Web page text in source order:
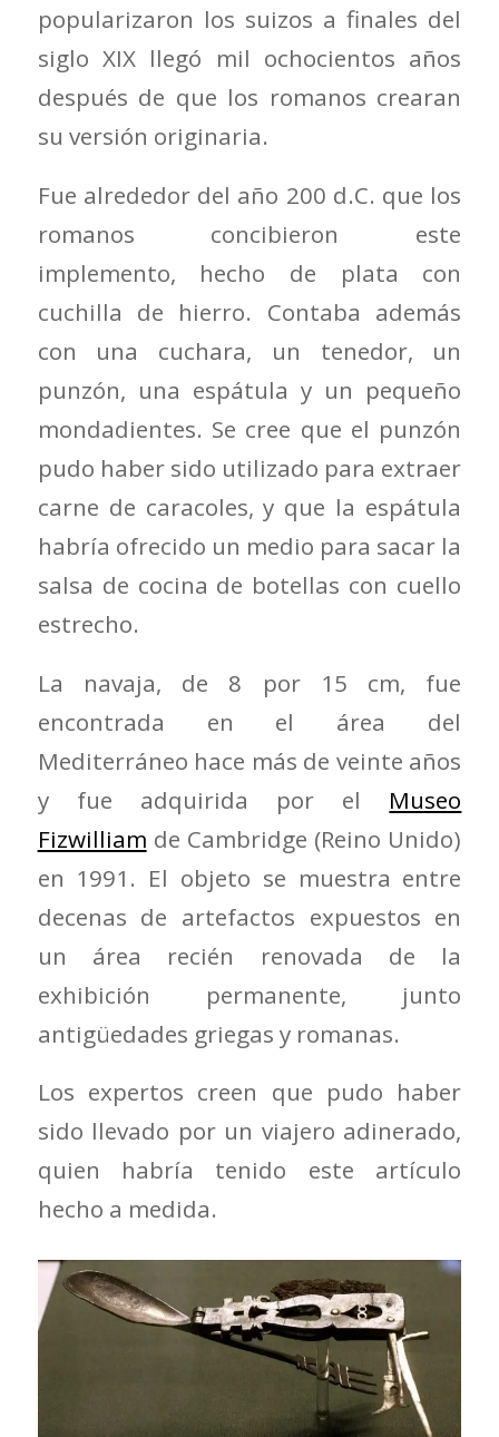
popularizaron los suizos a finales del
siglo XIX llegó mil ochocientos años
después de que los romanos crearan
su versión originaria.
Fue alrededor del año 200 d.C. que los
romanos concibieron este
implemento, hecho de plata con
cuchilla de hierro. Contaba además
con una cuchara, un tenedor, un
punzón, una espátula y un pequeño
mondadientes. Se cree que el punzón
pudo haber sido utilizado para extraer
carne de caracoles, y que la espátula
habría ofrecido un medio para sacar la
salsa de cocina de botellas con cuello
estrecho.
La navaja, de 8 por 15 cm, fue
encontrada en el área del
Mediterráneo hace más de veinte años
y fue adquirida por el Museo
Fizwilliam de Cambridge (Reino Unido)
en 1991. El objeto se muestra entre
decenas de artefactos expuestos en
un área recién renovada de la
exhibición permanente, junto
antigüedades griegas y romanas.
Los expertos creen que pudo haber
sido llevado por un viajero adinerado,
quien habría tenido este artículo
hecho a medida.